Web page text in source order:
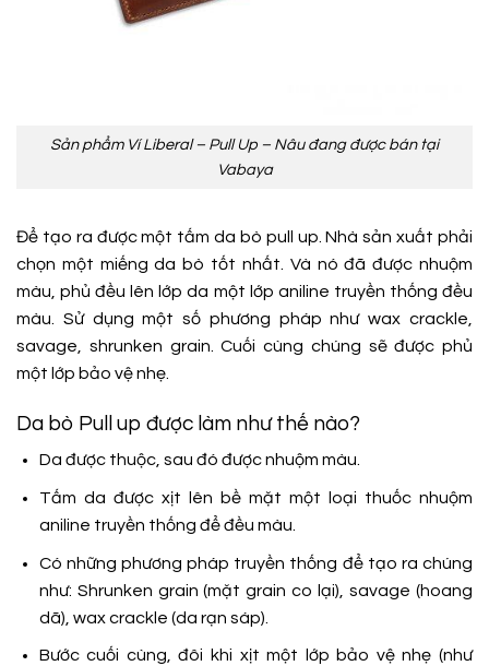
Sản phẩm Ví Liberal – Pull Up – Nâu đang được bán tại
Vabaya
Để tạo ra được một tấm da bò pull up. Nhà sản xuất phải
chọn một miếng da bò tốt nhất. Và nó đã được nhuộm
màu, phủ đều lên lớp da một lớp aniline truyền thống đều
màu. Sử dụng một số phương pháp như wax crackle,
savage, shrunken grain. Cuối cùng chúng sẽ được phủ
một lớp bảo vệ nhẹ.
Da bò Pull up được làm như thế nào?
Da được thuộc, sau đó được nhuộm màu.
Tấm da được xịt lên bề mặt một loại thuốc nhuộm
aniline truyền thống để đều màu.
Có những phương pháp truyền thống để tạo ra chúng
như: Shrunken grain (mặt grain co lại), savage (hoang
dã), wax crackle (da rạn sáp).
Bước cuối cùng, đôi khi xịt một lớp bảo vệ nhẹ (như